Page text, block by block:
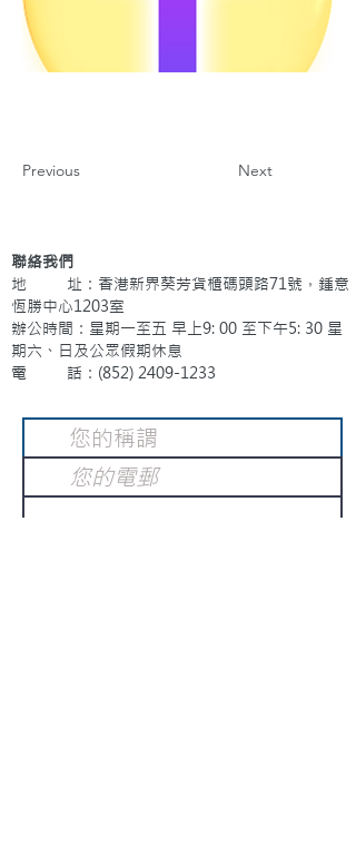
Previous Next
聯絡我們
地 址：香港新界葵芳貨櫃碼頭路71號，鍾意
恆勝中心1203室
辦公時間：星期一至五 早上9: 00 至下午5: 30 星
期六、日及公眾假期休息
電 話：(852) 2409-1233